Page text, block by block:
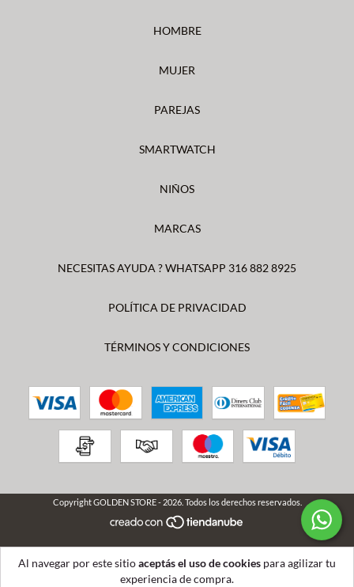
Al navegar por este sitioaceptás el uso de cookies para agilizar tu
experiencia de compra.
HOMBRE
MUJER
PAREJAS
SMARTWATCH
NIÑOS
MARCAS
NECESITAS AYUDA ? WHATSAPP 316 882 8925
POLÍTICA DE PRIVACIDAD
TÉRMINOS Y CONDICIONES
Copyright GOLDEN STORE - 2026. Todos los derechos reservados.